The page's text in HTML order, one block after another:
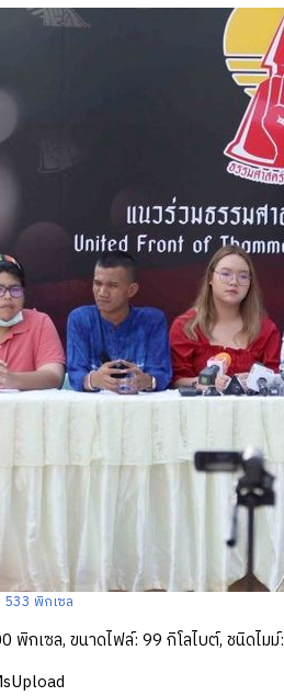
พิกเซล
พิกเซล, ขนาดไฟล์: 99 กิโลไบต์, ชนิดไมม์: